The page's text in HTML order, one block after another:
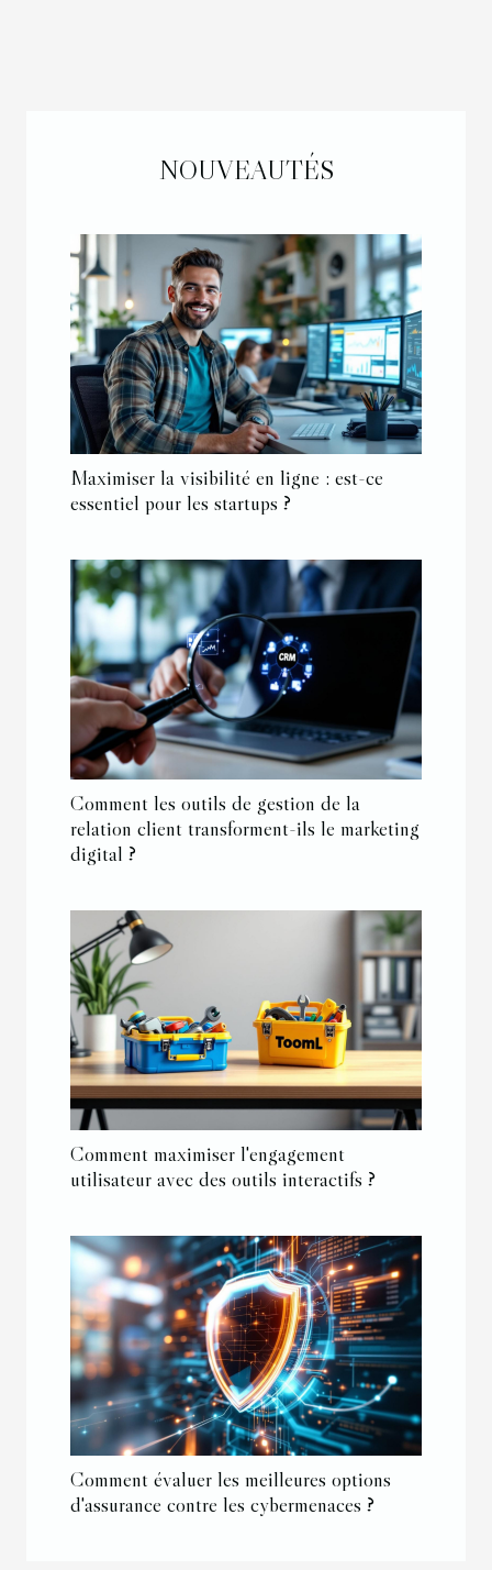
NOUVEAUTÉS
Maximiser la visibilité en ligne : est-ce
essentiel pour les startups ?
Comment les outils de gestion de la
relation client transforment-ils le marketing
digital ?
Comment maximiser l'engagement
utilisateur avec des outils interactifs ?
Comment évaluer les meilleures options
d'assurance contre les cybermenaces ?